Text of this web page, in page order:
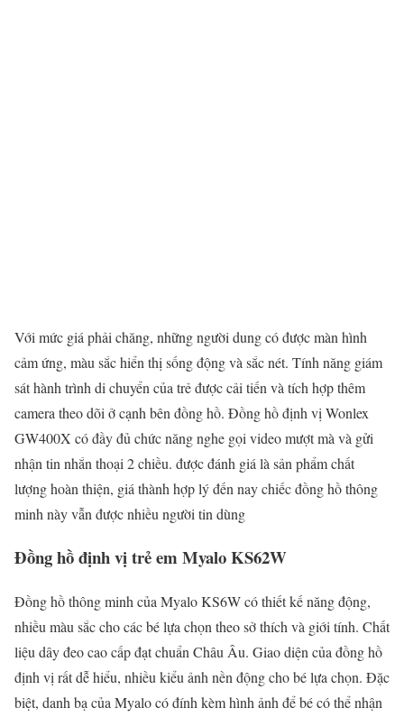
Với mức giá phải chăng, những người dung có được màn hình
cảm ứng, màu sắc hiển thị sống động và sắc nét. Tính năng giám
sát hành trình di chuyển của trẻ được cải tiến và tích hợp thêm
camera theo dõi ở cạnh bên đồng hồ. Đồng hồ định vị Wonlex
GW400X có đầy đủ chức năng nghe gọi video mượt mà và gửi
nhận tin nhắn thoại 2 chiều. được đánh giá là sản phẩm chất
lượng hoàn thiện, giá thành hợp lý đến nay chiếc đồng hồ thông
minh này vẫn được nhiều người tin dùng
Đồng hồ định vị trẻ em Myalo KS62W
Đồng hồ thông minh của Myalo KS6W có thiết kế năng động,
nhiều màu sắc cho các bé lựa chọn theo sở thích và giới tính. Chất
liệu dây đeo cao cấp đạt chuẩn Châu Âu. Giao diện của đồng hồ
định vị rất dễ hiểu, nhiều kiểu ảnh nền động cho bé lựa chọn. Đặc
biệt, danh bạ của Myalo có đính kèm hình ảnh để bé có thể nhận